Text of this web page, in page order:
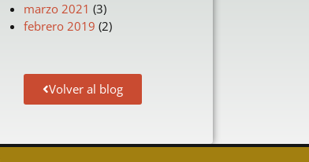
marzo 2021 (3)
febrero 2019 (2)
Volver al blog